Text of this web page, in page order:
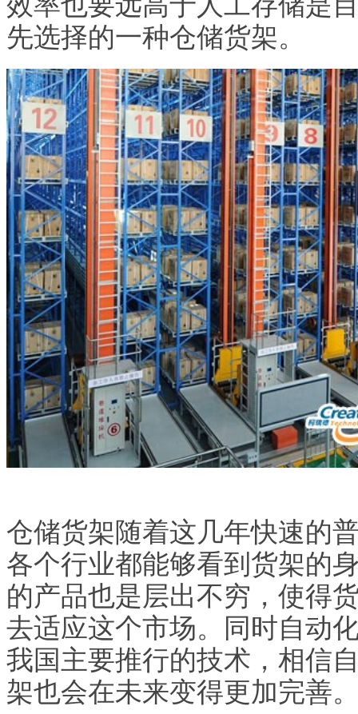
先选择的一种仓储货架。
仓储货架随着这几年快速的
各个行业都能够看到货架的
的产品也是层出不穷，使得
去适应这个市场。同时自动
我国主要推行的技术，相信
架也会在未来变得更加完善